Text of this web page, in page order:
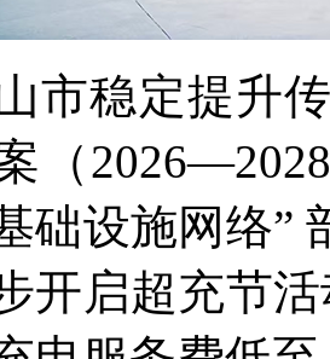
市稳定提升
（
础设施网络”
开启超充节